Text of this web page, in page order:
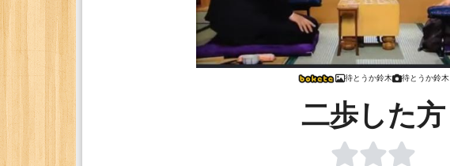
待とうか鈴木 待とうか鈴木
二歩した方